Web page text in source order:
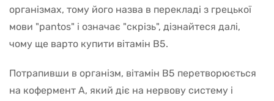
організмах, тому його назва в перекладі з грецької
мови "pantos" і означає "скрізь", дізнайтеся далі,
чому ще варто купити вітамін В5.
Потрапивши в організм, вітамін В5 перетворюється
на кофермент А, який діє на нервову систему і